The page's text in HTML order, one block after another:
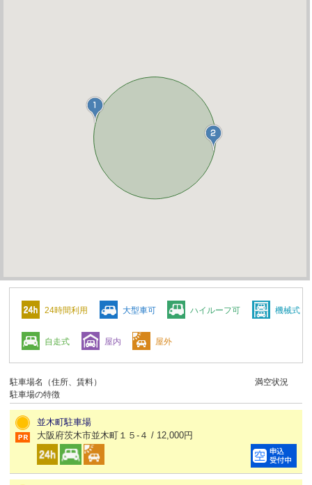
24時間利用 大型車可 ハイルーフ可 機械式
自走式 屋内 屋外
駐車場名（住所、賃料）
駐車場の特徴
満空状況
並木町駐車場
大阪府茨木市並木町１５-４ / 12,000円